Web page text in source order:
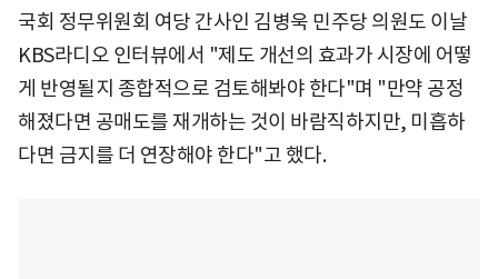
국회 정무위원회 여당 간사인 김병욱 민주당 의원도 이날
KBS라디오 인터뷰에서 "제도 개선의 효과가 시장에 어떻
게 반영될지 종합적으로 검토해봐야 한다"며 "만약 공정
해졌다면 공매도를 재개하는 것이 바람직하지만, 미흡하
다면 금지를 더 연장해야 한다"고 했다.